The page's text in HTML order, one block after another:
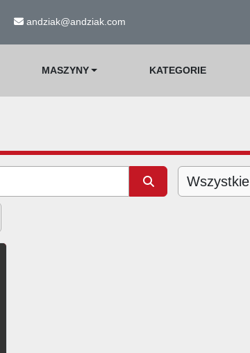
andziak@andziak.com
MASZYNY KATEGORIE